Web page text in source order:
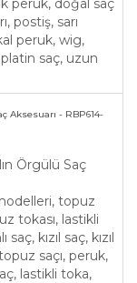
peruk, doğal saç
postiş, sarı
peruk, wig,
saç, uzun
Aksesuarı - RBP614-
Örgülü Saç
topuz
tokası, lastikli
kızıl saç, kızıl
saçı, peruk,
lastikli toka,